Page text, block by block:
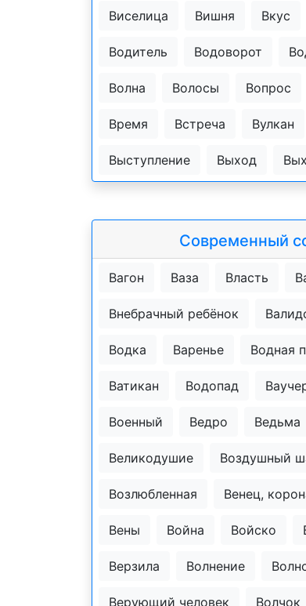
Виселица Вишня Вкус
Водитель Водоворот
Волна Волосы Вопрос
Время Встреча Вулкан
Выступление Выход
Современный
Вагон Ваза Власть
Внебрачный ребёнок
Водка Варенье Водная
Ватикан Водопад
Военный Ведро Ведьма
Великодушие Воздушный
Возлюбленная Венец,
Вены Война Войско
Верзила Волнение
Верующий человек Волчок